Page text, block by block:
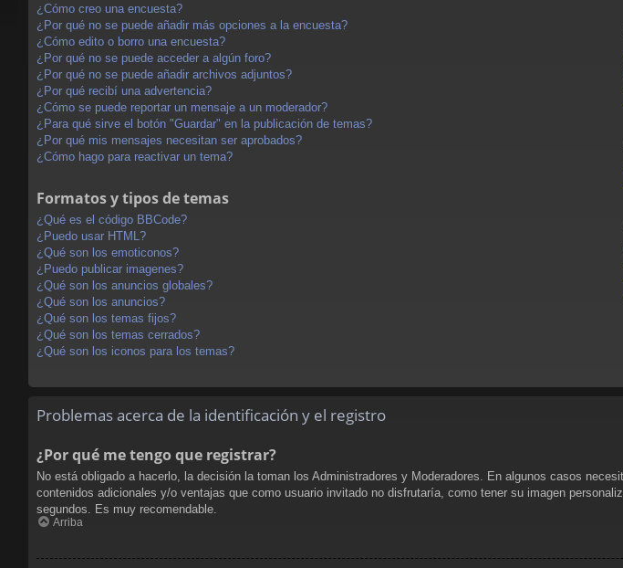
¿Cómo creo una encuesta?
¿Por qué no se puede añadir más opciones a la encuesta?
¿Cómo edito o borro una encuesta?
¿Por qué no se puede acceder a algún foro?
¿Por qué no se puede añadir archivos adjuntos?
¿Por qué recibí una advertencia?
¿Cómo se puede reportar un mensaje a un moderador?
¿Para qué sirve el botón "Guardar" en la publicación de temas?
¿Por qué mis mensajes necesitan ser aprobados?
¿Cómo hago para reactivar un tema?
Formatos y tipos de temas
¿Qué es el código BBCode?
¿Puedo usar HTML?
¿Qué son los emoticonos?
¿Puedo publicar imagenes?
¿Qué son los anuncios globales?
¿Qué son los anuncios?
¿Qué son los temas fijos?
¿Qué son los temas cerrados?
¿Qué son los iconos para los temas?
Problemas acerca de la identificación y el registro
¿Por qué me tengo que registrar?
No está obligado a hacerlo, la decisión la toman los Administradores y Moderadores. En algunos casos
contenidos adicionales y/o ventajas que como usuario invitado no disfrutaría, como tener su imagen
segundos. Es muy recomendable.
Arriba